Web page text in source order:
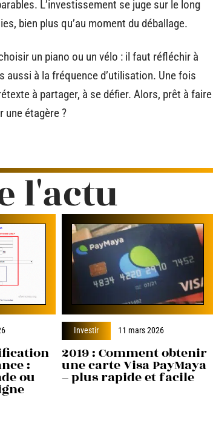
L’investissement se juge sur le long
bien plus qu’au moment du déballage.
un piano ou un vélo : il faut réfléchir à
aussi à la fréquence d’utilisation. Une fois
à partager, à se défier. Alors, prêt à faire
une étagère ?
l'actu
:
ou
Investir 11 mars 2026
2019 : Comment obtenir
une carte Visa PayMaya
– plus rapide et facile